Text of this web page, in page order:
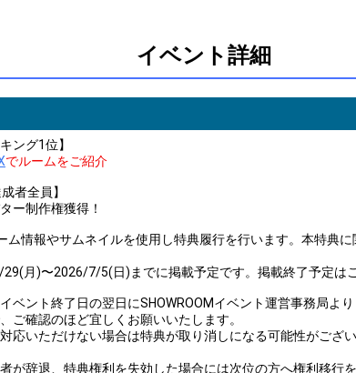
Gold to purchase gifts
the performer's
Comments
You can post
other users.
イベント詳細
ング1位】
でルームをご紹介
者全員】
ー制作権獲得！
ム情報やサムネイルを使用し特典履行を行います。本特典
29(月)〜2026/7/5(日)までに掲載予定です。掲載終了予定は
ベント終了日の翌日にSHOWROOMイベント運営事務局よ
ご確認のほど宜しくお願いいたします。
応いただけない場合は特典が取り消しになる可能性がござ
が辞退、特典権利を失効した場合には次位の方へ権利移行